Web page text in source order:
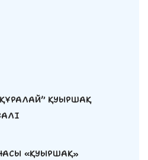
ҚУЫРШАҚ
«ҚУЫРШАҚ»